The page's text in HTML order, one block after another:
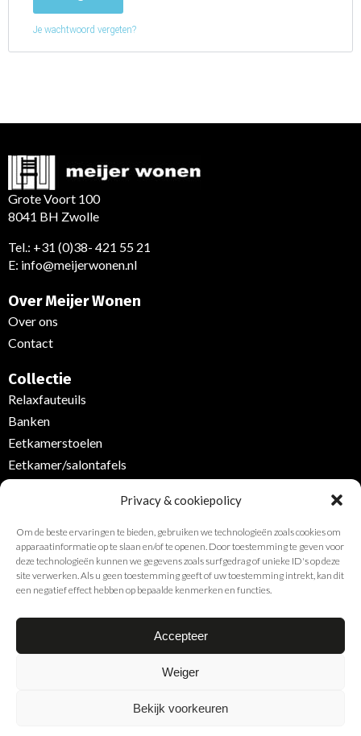
Privacy & cookiepolicy
Om de beste ervaringen te bieden, gebruiken we technologieën zoals cookies om
apparaatinformatie op te slaan en/of te openen. Door toestemming te geven voor
deze technologieën kunnen we gegevens zoals surfgedrag of unieke ID's op deze
site verwerken. Als u geen toestemming geeft of uw toestemming intrekt, kan dit
een negatief effect hebben op bepaalde kenmerken en functies.
Accepteer
Weiger
Bekijk voorkeuren
Je wachtwoord vergeten?
Grote Voort 100
8041 BH Zwolle
Tel.: +31 (0)38- 421 55 21
E: info@meijerwonen.nl
Over Meijer Wonen
Over ons
Contact
Collectie
Relaxfauteuils
Banken
Eetkamerstoelen
Eetkamer/salontafels
Vloerkleden/gordijnen/stoffen /vloerbedekking
Overig
Merkenoverzicht
Woonwinkel